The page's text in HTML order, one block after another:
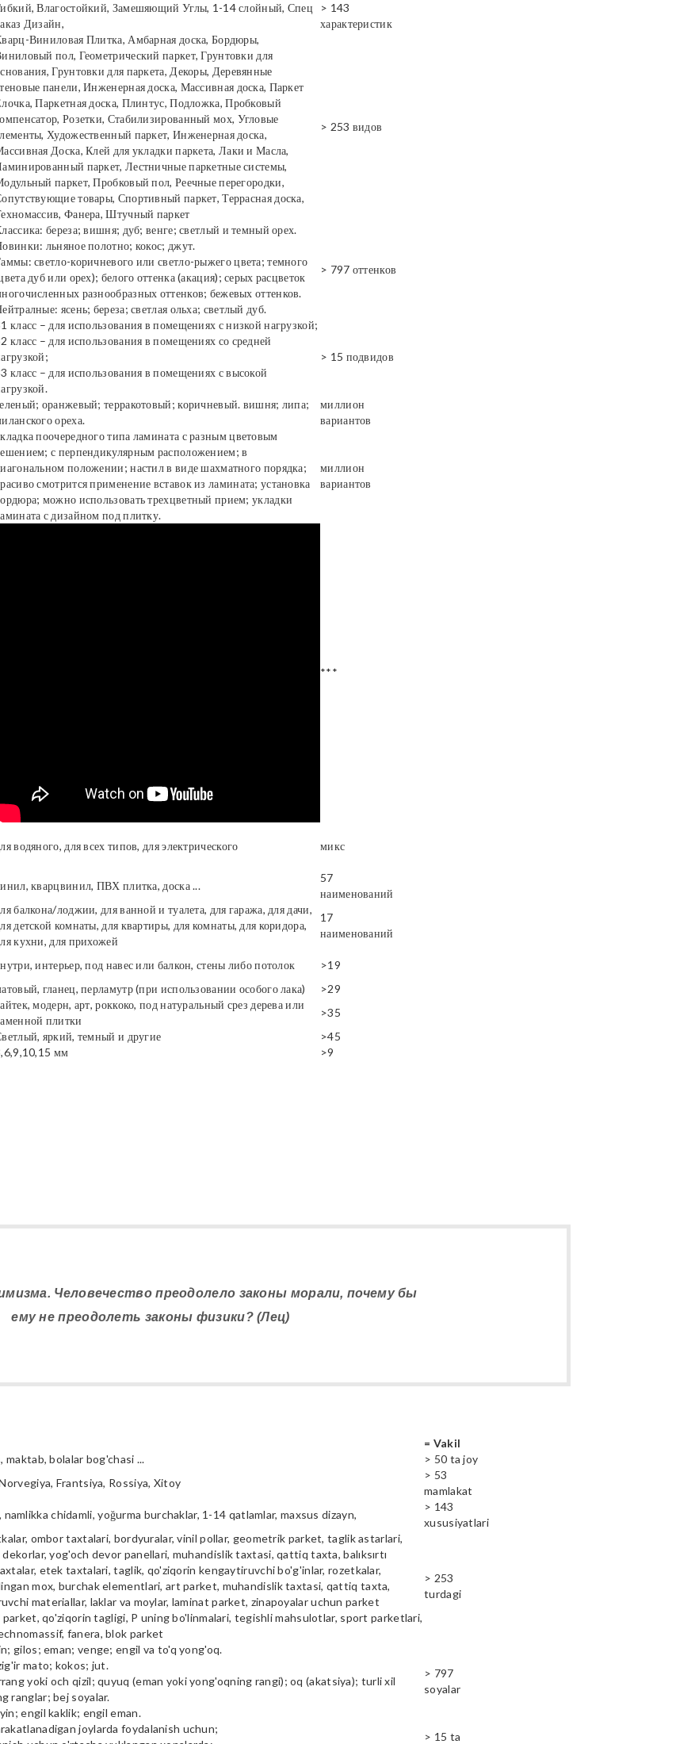
Влагостойкий, Замешяющий Углы, 1-14 слойный, Спец
Дизайн,
> 143
характеристик
Виниловая Плитка, Амбарная доска, Бордюры,
пол, Геометрический паркет, Грунтовки для
Грунтовки для паркета, Декоры, Деревянные
панели, Инженерная доска, Массивная доска, Паркет
Паркетная доска, Плинтус, Подложка, Пробковый
Розетки, Стабилизированный мох, Угловые
Художественный паркет, Инженерная доска,
Доска, Клей для укладки паркета, Лаки и Масла,
паркет, Лестничные паркетные системы,
паркет, Пробковый пол, Реечные перегородки,
товары, Спортивный паркет, Террасная доска,
Фанера, Штучный паркет
> 253 видов
береза; вишня; дуб; венге; светлый и темный орех.
льняное полотно; кокос; джут.
светло-коричневого или светло-рыжего цвета; темного
дуб или орех); белого оттенка (акация); серых расцветок
разнообразных оттенков; бежевых оттенков.
ясень; береза; светлая ольха; светлый дуб.
> 797 оттенков
класс – для использования в помещениях с низкой нагрузкой;
класс – для использования в помещениях со средней
класс – для использования в помещениях с высокой
> 15 подвидов
оранжевый; терракотовый; коричневый. вишня; липа;
ореха.
миллион
вариантов
поочередного типа ламината с разным цветовым
с перпендикулярным расположением; в
положении; настил в виде шахматного порядка;
смотрится применение вставок из ламината; установка
можно использовать трехцветный прием; укладки
с дизайном под плитку.
миллион
вариантов
***
водяного, для всех типов, для электрического микс
кварцвинил, ПВХ плитка, доска ...
57
наименований
балкона/лоджии, для ванной и туалета, для гаража, для дачи,
детской комнаты, для квартиры, для комнаты, для коридора,
кухни, для прихожей
17
наименований
интерьер, под навес или балкон, стены либо потолок
>19
гланец, перламутр (при использовании особого лака)
>29
модерн, арт, роккоко, под натуральный срез дерева или
плитки
>35
яркий, темный и другие
>45
мм >9
Человечество преодолело законы морали, почему бы
ему не преодолеть законы физики? (Лец)
= Vakil
maktab, bolalar bog'chasi ...
> 50 ta joy
Frantsiya, Rossiya, Xitoy
> 53
mamlakat
chidamli, yoğurma burchaklar, 1-14 qatlamlar, maxsus dizayn,
> 143
xususiyatlari
ombor taxtalari, bordyuralar, vinil pollar, geometrik parket, taglik astarlari,
yog'och devor panellari, muhandislik taxtasi, qattiq taxta, balıksırtı
etek taxtalari, taglik, qo'ziqorin kengaytiruvchi bo'g'inlar, rozetkalar,
mox, burchak elementlari, art parket, muhandislik taxtasi, qattiq taxta,
materiallar, laklar va moylar, laminat parket, zinapoyalar uchun parket
parket, qo'ziqorin tagligi, P uning bo'linmalari, tegishli mahsulotlar, sport parketlari,
fanera, blok parket
> 253
turdagi
gilos; eman; venge; engil va to'q yong'oq.
mato; kokos; jut.
yoki och qizil; quyuq (eman yoki yong'oqning rangi); oq (akatsiya); turli xil
ranglar; bej soyalar.
engil kaklik; engil eman.
> 797
soyalar
joylarda foydalanish uchun;
> 15 ta